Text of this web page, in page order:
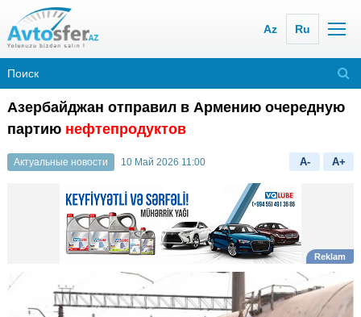
Az Ru
Азербайджан отправил в Армению очередную
партию нефтепродуктов
Актуальные новости 10 Май 2026 11:00 A- A+